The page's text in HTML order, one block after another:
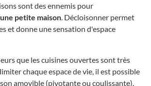
sont des ennemis pour
petite maison . Décloisonner permet
et donne une sensation d'espace
que les cuisines ouvertes sont très
chaque espace de vie, il est possible
amovible (pivotante ou coulissante).